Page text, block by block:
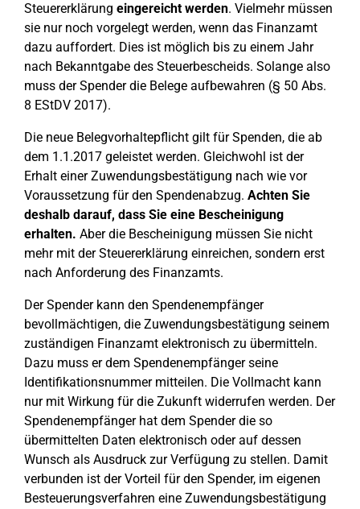
Steuererklärung eingereicht werden. Vielmehr müssen
sie nur noch vorgelegt werden, wenn das Finanzamt
dazu auffordert. Dies ist möglich bis zu einem Jahr
nach Bekanntgabe des Steuerbescheids. Solange also
muss der Spender die Belege aufbewahren (§ 50 Abs.
8 EStDV 2017).
Die neue Belegvorhaltepflicht gilt für Spenden, die ab
dem 1.1.2017 geleistet werden. Gleichwohl ist der
Erhalt einer Zuwendungsbestätigung nach wie vor
Voraussetzung für den Spendenabzug. Achten Sie
deshalb darauf, dass Sie eine Bescheinigung
erhalten. Aber die Bescheinigung müssen Sie nicht
mehr mit der Steuererklärung einreichen, sondern erst
nach Anforderung des Finanzamts.
Der Spender kann den Spendenempfänger
bevollmächtigen, die Zuwendungsbestätigung seinem
zuständigen Finanzamt elektronisch zu übermitteln.
Dazu muss er dem Spendenempfänger seine
Identifikationsnummer mitteilen. Die Vollmacht kann
nur mit Wirkung für die Zukunft widerrufen werden. Der
Spendenempfänger hat dem Spender die so
übermittelten Daten elektronisch oder auf dessen
Wunsch als Ausdruck zur Verfügung zu stellen. Damit
verbunden ist der Vorteil für den Spender, im eigenen
Besteuerungsverfahren eine Zuwendungsbestätigung